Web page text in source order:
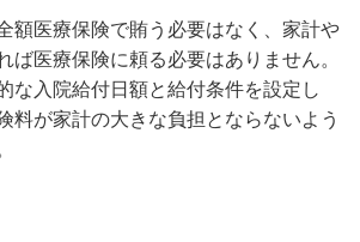
額医療保険で賄う必要はなく、家計や
ば医療保険に頼る必要はありません。
な入院給付日額と給付条件を設定し
料が家計の大きな負担とならないよう